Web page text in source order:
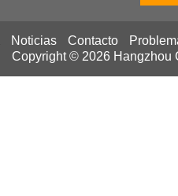
Noticias Contacto
Copyright © 2026 Hangzhou